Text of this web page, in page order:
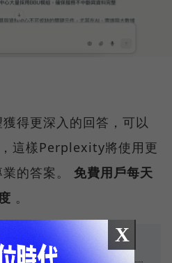
得更深入的回答，可以
這樣Perplexity將使用更
的答案。 免費用戶每天
。
怎麼用？GPT、
X